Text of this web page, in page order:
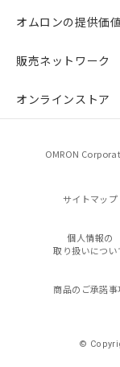
オムロンの提供価
販売ネットワーク
オンラインストア
OMRON
サイトマップ
個人情報の
取り扱いについ
商品のご承諾事
©